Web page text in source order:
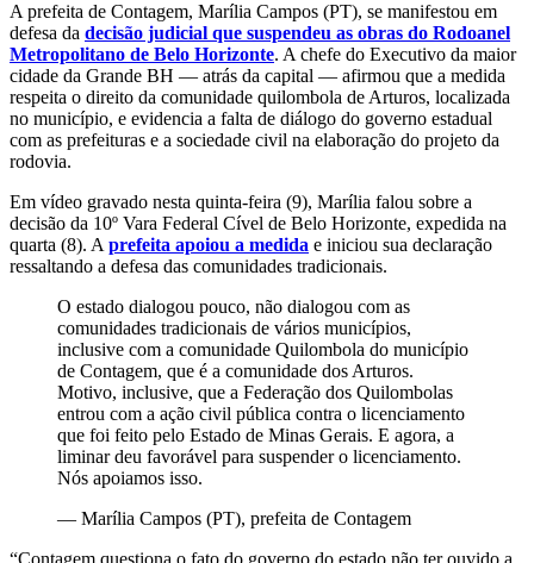
A prefeita de Contagem, Marília Campos (PT), se manifestou em
defesa da decisão judicial que suspendeu as obras do Rodoanel
Metropolitano de Belo Horizonte. A chefe do Executivo da maior
cidade da Grande BH — atrás da capital — afirmou que a medida
respeita o direito da comunidade quilombola de Arturos, localizada
no município, e evidencia a falta de diálogo do governo estadual
com as prefeituras e a sociedade civil na elaboração do projeto da
rodovia.
Em vídeo gravado nesta quinta-feira (9), Marília falou sobre a
decisão da 10º Vara Federal Cível de Belo Horizonte, expedida na
quarta (8). A prefeita apoiou a medida e iniciou sua declaração
ressaltando a defesa das comunidades tradicionais.
O estado dialogou pouco, não dialogou com as
comunidades tradicionais de vários municípios,
inclusive com a comunidade Quilombola do município
de Contagem, que é a comunidade dos Arturos.
Motivo, inclusive, que a Federação dos Quilombolas
entrou com a ação civil pública contra o licenciamento
que foi feito pelo Estado de Minas Gerais. E agora, a
liminar deu favorável para suspender o licenciamento.
Nós apoiamos isso.
— Marília Campos (PT), prefeita de Contagem